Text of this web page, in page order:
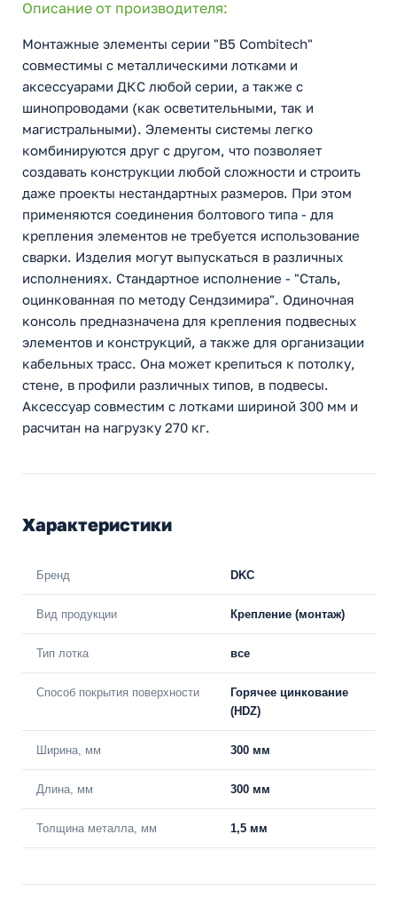
Описание от производителя:
Монтажные элементы серии "B5 Combitech"
совместимы с металлическими лотками и
аксессуарами ДКС любой серии, а также с
шинопроводами (как осветительными, так и
магистральными). Элементы системы легко
комбинируются друг с другом, что позволяет
создавать конструкции любой сложности и строить
даже проекты нестандартных размеров. При этом
применяются соединения болтового типа - для
крепления элементов не требуется использование
сварки. Изделия могут выпускаться в различных
исполнениях. Стандартное исполнение - "Сталь,
оцинкованная по методу Сендзимира". Одиночная
консоль предназначена для крепления подвесных
элементов и конструкций, а также для организации
кабельных трасс. Она может крепиться к потолку,
стене, в профили различных типов, в подвесы.
Аксессуар совместим с лотками шириной 300 мм и
расчитан на нагрузку 270 кг.
Характеристики
Бренд DKC
Вид продукции Крепление (монтаж)
Тип лотка все
Способ покрытия поверхности
Горячее цинкование
(HDZ)
Ширина, мм 300 мм
Длина, мм 300 мм
Толщина металла, мм 1,5 мм